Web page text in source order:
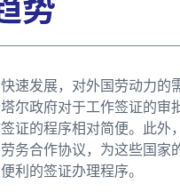
速发展，对外国劳动力的
尔政府对于工作签证的审
证的程序相对简便。此外
务合作协议，为这些国家
利的签证办理程序。